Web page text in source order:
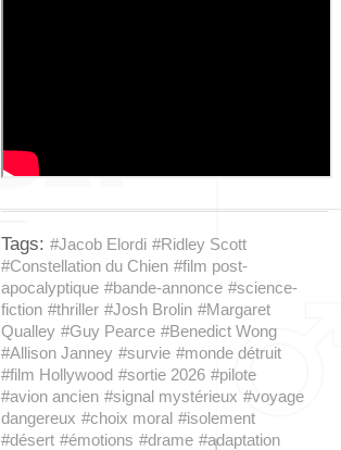
Tags: #Jacob Elordi #Ridley Scott
#Constellation du Chien #film post-
apocalyptique #bande-annonce #science-
fiction #thriller #Josh Brolin #Margaret
Qualley #Guy Pearce #Benedict Wong
#Allison Janney #survie #monde détruit
#film Hollywood #sortie 2026 #pilote
#avion ancien #signal mystérieux #voyage
dangereux #choix moral #isolement
#désert #émotions #drame #adaptation